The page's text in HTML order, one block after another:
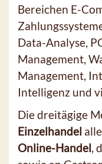
Bereichen E-
Data-Analyse,
Management,
Management,
Intelligenz und
Die dreitägige
Einzelhandel
Online-Handel,